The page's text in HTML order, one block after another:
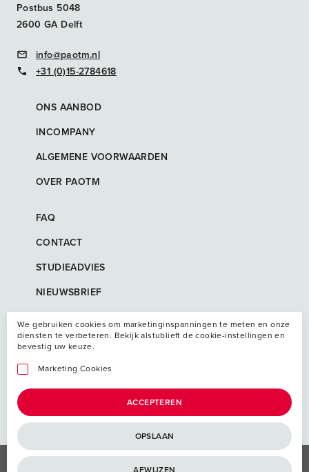
Postbus 5048
2600 GA Delft
info@paotm.nl
+31 (0)15-2784618
ONS AANBOD
INCOMPANY
ALGEMENE VOORWAARDEN
OVER PAOTM
FAQ
CONTACT
STUDIEADVIES
NIEUWSBRIEF
Algemene voorwaarden
We gebruiken cookies om marketinginspanningen te meten en onze
diensten te verbeteren. Bekijk alstublieft de cookie-instellingen en
bevestig uw keuze.
Marketing Cookies
ACCEPTEREN
OPSLAAN
AFWIJZEN